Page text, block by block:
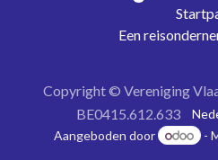
Een
Copyright © Vereniging
BE0415.612.633
Aangeboden door
-